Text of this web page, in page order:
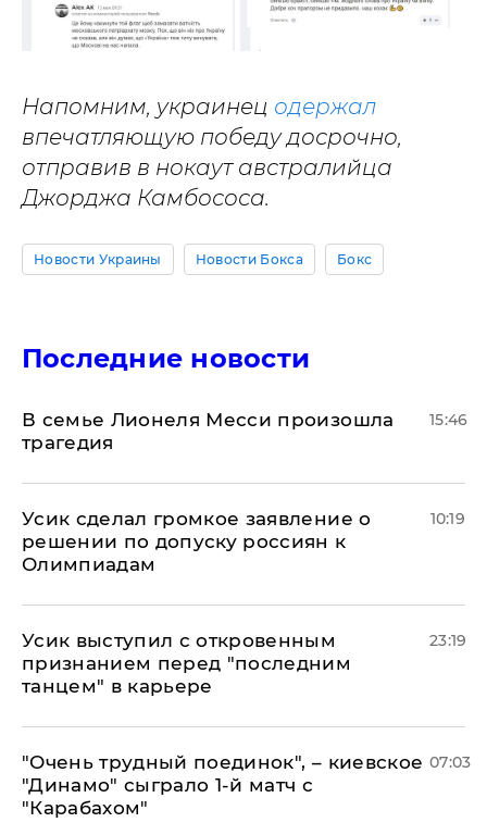
Напомним, украинец одержал
впечатляющую победу досрочно,
отправив в нокаут австралийца
Джорджа Камбососа.
Новости Украины Новости Бокса Бокс
Последние новости
В семье Лионеля Месси произошла
трагедия
15:46
Усик сделал громкое заявление о
решении по допуску россиян к
Олимпиадам
10:19
Усик выступил с откровенным
признанием перед "последним
танцем" в карьере
23:19
"Очень трудный поединок", – киевское
"Динамо" сыграло 1-й матч с
"Карабахом"
07:03